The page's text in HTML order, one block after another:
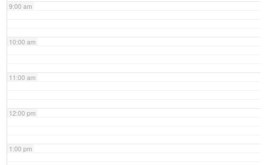
9:00 am
10:00 am
11:00 am
12:00 pm
1:00 pm